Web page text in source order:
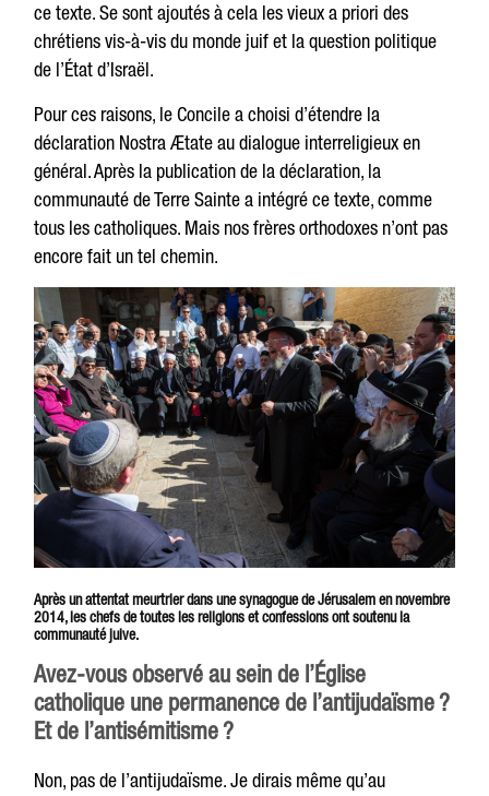
ce texte. Se sont ajoutés à cela les vieux a priori des
chrétiens vis-à-vis du monde juif et la question politique
de l’État d’Israël.
Pour ces raisons, le Concile a choisi d’étendre la
déclaration Nostra Ætate au dialogue interreligieux en
général. Après la publication de la déclaration, la
communauté de Terre Sainte a intégré ce texte, comme
tous les catholiques. Mais nos frères orthodoxes n’ont pas
encore fait un tel chemin.
Après un attentat meurtrier dans une synagogue de Jérusalem en novembre
2014, les chefs de toutes les religions et confessions ont soutenu la
communauté juive.
Avez-vous observé au sein de l’Église
catholique une permanence de l’antijudaïsme ?
Et de l’antisémitisme ?
Non, pas de l’antijudaïsme. Je dirais même qu’au